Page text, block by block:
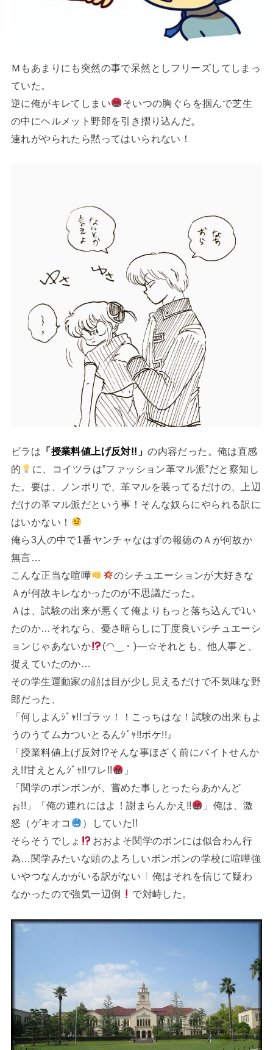
Ｍもあまりにも突然の事で呆然としフリーズしてしまっ
ていた。
逆に俺がキレてしまい
そいつの胸ぐらを掴んで芝生
の中にヘルメット野郎を引き摺り込んだ。
連れがやられたら黙ってはいられない！
ビラは 「授業料値上げ反対!!」の内容だった。俺は直感
的
に、コイツラは”ファッション革マル派”だと察知し
た。要は、ノンポリで、革マルを装ってるだけの、上辺
だけの革マル派だという事！そんな奴らにやられる訳に
はいかない！
俺ら3人の中で1番ヤンチャなはずの報徳のＡが何故か
無言…
こんな正当な喧嘩
のシチュエーションが大好きな
Ａが何故キレなかったのが不思議だった。
Ａは、試験の出来が悪くて俺よりもっと落ち込んで⤵い
たのか…それなら、憂さ晴らしに丁度良いシチュエーシ
ョンじゃあないか
(⁠◠⁠‿⁠・⁠)⁠—⁠☆それとも、他人事と、
捉えていたのか…
その学生運動家の顔は目が少し見えるだけで不気味な野
郎だった、
「何しよんｼﾞｬ!!ゴラッ！！こっちはな！試験の出来もよ
うのうてムカついとるんｼﾞｬ!!ボケ!!』
「授業料値上げ反対!?そんな事ほざく前にバイトせんか
え!!甘えとんｼﾞｬ!!ワレ!!
」
「関学のボンボンが、嘗めた事しとったらあかんど
ぉ!!」「俺の連れにはよ！謝まらんかえ!!
」俺は、激
怒（ゲキオコ
）していた!!
そらそうでしょ
おおよそ関学のボンには似合わん行
為…関学みたいな頭のよろしいボンボンの学校に喧嘩強
いやつなんかがいる訳がない
俺はそれを信じて疑わ
なかったので強気一辺倒
で対峙した。